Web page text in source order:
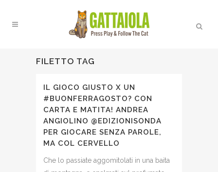
FILETTO TAG
IL GIOCO GIUSTO X UN
#BUONFERRAGOSTO? CON
CARTA E MATITA! ANDREA
ANGIOLINO @EDIZIONISONDA
PER GIOCARE SENZA PAROLE,
MA COL CERVELLO
Che lo passiate aggomitolati in una baita